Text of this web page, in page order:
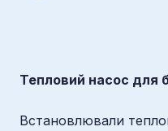
Тепловий насос для
Встановлювали